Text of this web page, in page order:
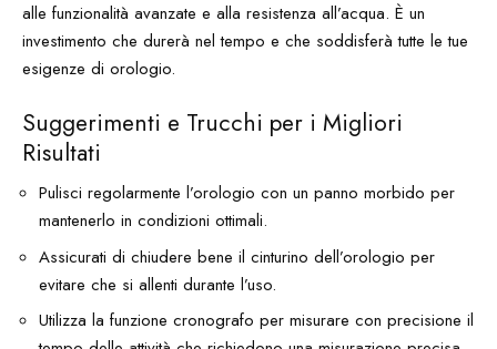
alle funzionalità avanzate e alla resistenza all’acqua. È un
investimento che durerà nel tempo e che soddisferà tutte le tue
esigenze di orologio.
Suggerimenti e Trucchi per i Migliori
Risultati
Pulisci regolarmente l’orologio con un panno morbido per
mantenerlo in condizioni ottimali.
Assicurati di chiudere bene il cinturino dell’orologio per
evitare che si allenti durante l’uso.
Utilizza la funzione cronografo per misurare con precisione il